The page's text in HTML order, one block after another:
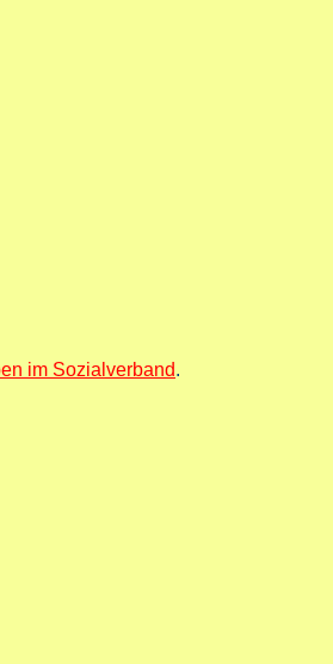
im Sozialverband.